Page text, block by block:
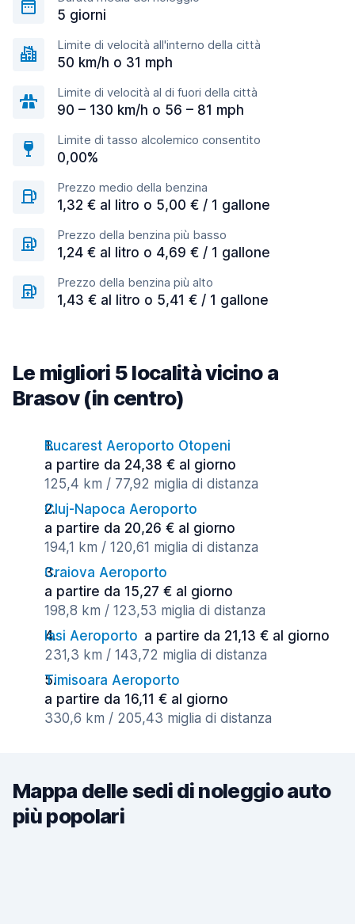
5 giorni
Limite di velocità all'interno della città
50 km/h o 31 mph
Limite di velocità al di fuori della città
90 – 130 km/h o 56 – 81 mph
Limite di tasso alcolemico consentito
0,00%
Prezzo medio della benzina
1,32 € al litro o 5,00 € / 1 gallone
Prezzo della benzina più basso
1,24 € al litro o 4,69 € / 1 gallone
Prezzo della benzina più alto
1,43 € al litro o 5,41 € / 1 gallone
Le migliori 5 località vicino a
Brasov (in centro)
Bucarest Aeroporto Otopeni
a partire da 24,38 € al giorno
125,4 km / 77,92 miglia di distanza
Cluj-Napoca Aeroporto
a partire da 20,26 € al giorno
194,1 km / 120,61 miglia di distanza
Craiova Aeroporto
a partire da 15,27 € al giorno
198,8 km / 123,53 miglia di distanza
Iasi Aeroporto a partire da 21,13 € al giorno
231,3 km / 143,72 miglia di distanza
Timisoara Aeroporto
a partire da 16,11 € al giorno
330,6 km / 205,43 miglia di distanza
Mappa delle sedi di noleggio auto
più popolari